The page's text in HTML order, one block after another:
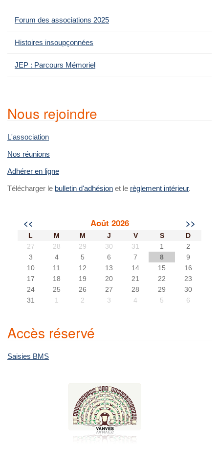
Forum des associations 2025
Histoires insoupçonnées
JEP : Parcours Mémoriel
Nous rejoindre
L'association
Nos réunions
Adhérer en ligne
Télécharger le bulletin d'adhésion et le règlement intérieur.
<< Août 2026 >>
L M M J V S
D
27
28 29 30 31 1
2
3
4 5 6 7 8
9
10
11 12 13 14 15
16
17
18 19 20 21 22
23
24
25 26 27 28 29
30
31
1 2 3 4 5 6
Accès réservé
Saisies BMS